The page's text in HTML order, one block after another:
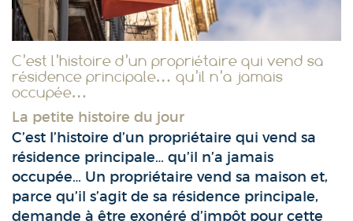
C’est l’histoire d’un propriétaire qui vend sa
résidence principale… qu’il n’a jamais
occupée…
La petite histoire du jour
C’est l’histoire d’un propriétaire qui vend sa
résidence principale… qu’il n’a jamais
occupée… Un propriétaire vend sa maison et,
parce qu’il s’agit de sa résidence principale,
demande à être exonéré d’impôt pour cette